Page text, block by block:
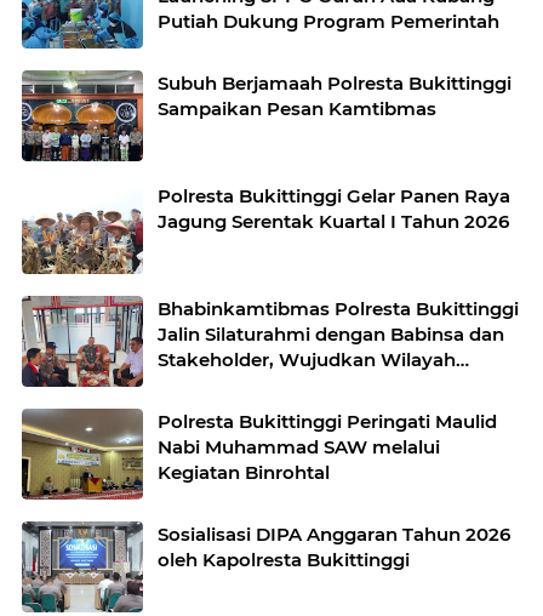
Putiah Dukung Program Pemerintah
Subuh Berjamaah Polresta Bukittinggi
Sampaikan Pesan Kamtibmas
Polresta Bukittinggi Gelar Panen Raya
Jagung Serentak Kuartal I Tahun 2026
Bhabinkamtibmas Polresta Bukittinggi
Jalin Silaturahmi dengan Babinsa dan
Stakeholder, Wujudkan Wilayah
Polresta Bukittinggi Peringati Maulid
Nabi Muhammad SAW melalui
Kegiatan Binrohtal
Sosialisasi DIPA Anggaran Tahun 2026
oleh Kapolresta Bukittinggi